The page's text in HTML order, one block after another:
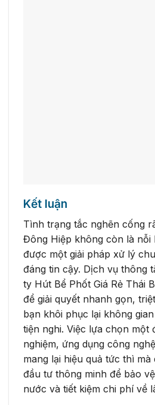
Kết luận
Tình trạng tắc nghẽn cống
Đông Hiệp không còn là nỗi
được một giải pháp xử lý
đáng tin cậy. Dịch vụ thông
ty Hút Bể Phốt Giá Rẻ Thái
để giải quyết nhanh gọn,
bạn khôi phục lại không
tiện nghi. Việc lựa chọn một
nghiệm, ứng dụng công
mang lại hiệu quả tức thì
đầu tư thông minh để bảo
nước và tiết kiệm chi phí về